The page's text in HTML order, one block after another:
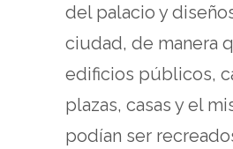
del palacio y
ciudad, de manera
edificios públicos,
plazas, casas y el
podían ser